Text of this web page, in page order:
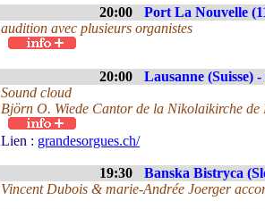
20:00
Port La Nouvelle
audition avec plusieurs organistes
20:00 Lausanne (Suisse) -
Sound cloud
Björn O. Wiede Cantor de la Nikolaikirche de
Lien : grandesorgues.ch/
19:30 Banska Bistryca
Vincent Dubois & marie-Andrée Joerger